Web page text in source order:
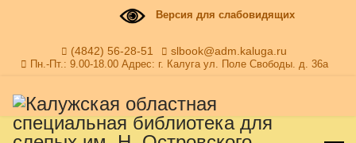
Версия для слабовидящих
(4842) 56-28-51 slbook@adm.kaluga.ru
Пн.-Пт.: 9.00-18.00 Адрес: г. Калуга ул. Поле Свободы. д. 36а